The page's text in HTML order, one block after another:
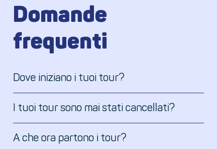
Domande
frequenti
Dove iniziano i tuoi tour?
Molly Malone
I tuoi tour sono mai stati cancellati?
A che ora partono i tour?